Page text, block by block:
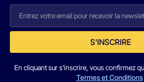
S'INSCRIRE
En cliquant sur s'inscrire, vous confirmez
Termes et Conditions